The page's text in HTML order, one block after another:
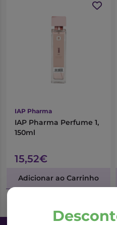
IAP Pharma
IAP Pharma Perfume 1,
150ml
15,52€
Adicionar ao Carrinho